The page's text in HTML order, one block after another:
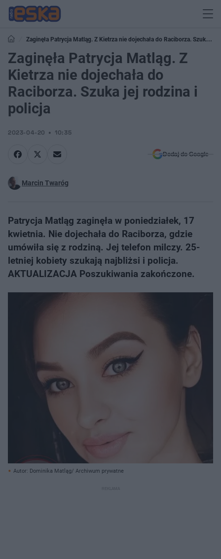
Zaginęła Patrycja Matląg. Z Kietrza nie dojechała do Raciborza. Szuka jej
rodzina i policja
Zaginęła Patrycja Matląg. Z
Kietrza nie dojechała do
Raciborza. Szuka jej rodzina i
policja
2023-04-20 10:35
Dodaj do Google
Marcin Twaróg
Patrycja Matląg zaginęła w poniedziałek, 17
kwietnia. Nie dojechała do Raciborza, gdzie
umówiła się z rodziną. Jej telefon milczy. 25-
letniej kobiety szukają najbliżsi i policja.
AKTUALIZACJA Poszukiwania zakończone.
Autor: Dominika Matląg/ Archiwum prywatne